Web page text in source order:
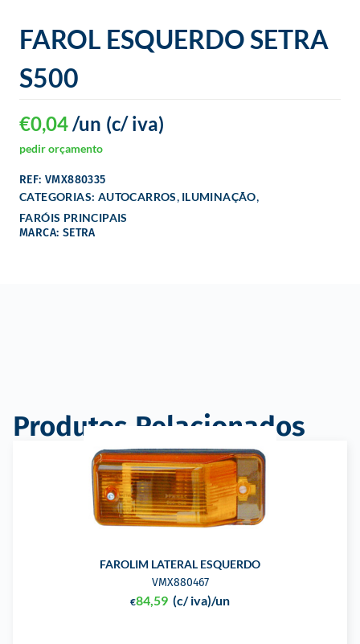
FAROL ESQUERDO SETRA
S500
€0,04 (c/ iva)
/un
pedir orçamento
REF: VMX880335
CATEGORIAS: AUTOCARROS ILUMINAÇÃO
FARÓIS PRINCIPAIS
MARCA: SETRA
Produtos Relacionados
FAROLIM LATERAL ESQUERDO
VMX880467
€84,59 (c/ iva)/un